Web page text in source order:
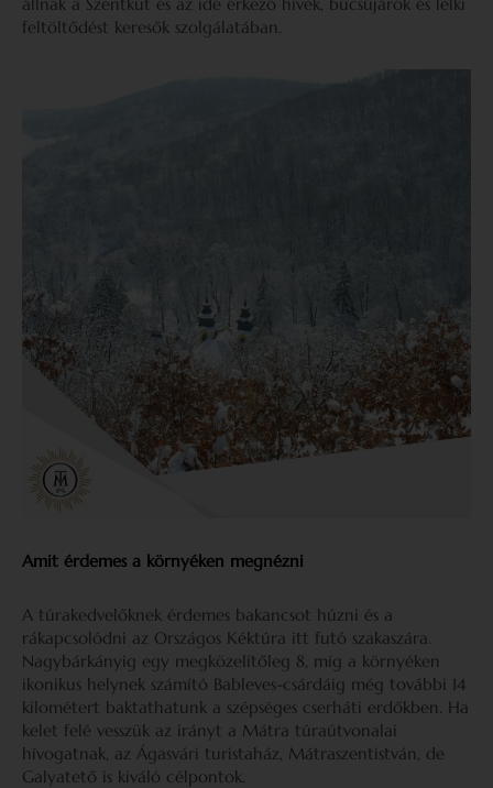
feltöltődést keresők szolgálatában.
Amit érdemes a környéken megnézni
A túrakedvelőknek érdemes bakancsot húzni és a
rákapcsolódni az Országos Kéktúra itt futó szakaszára.
Nagybárkányig egy megközelítőleg 8, míg a környéken
ikonikus helynek számító Bableves-csárdáig még további 14
kilométert baktathatunk a szépséges cserháti erdőkben. Ha
kelet felé vesszük az irányt a Mátra túraútvonalai
hívogatnak, az Ágasvári turistaház, Mátraszentistván, de
Galyatető is kiváló célpontok.